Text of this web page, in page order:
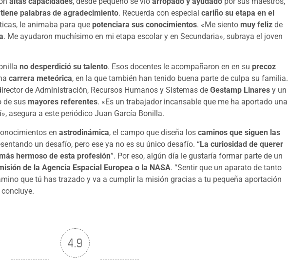
tiene palabras de agradecimiento. Recuerda con especial cariño su etapa en el
le animaba para que potenciara sus conocimientos. «Me siento muy feliz de
. Me ayudaron muchísimo en mi etapa escolar y en Secundaria», subraya el joven
no desperdició su talento. Esos docentes le acompañaron en en su precoz
carrera meteórica, en la que también han tenido buena parte de culpa su familia.
de Administración, Recursos Humanos y Sistemas de Gestamp Linares y un
de sus mayores referentes. «Es un trabajador incansable que me ha aportado una
asegura a este periódico Juan García Bonilla.
en astrodinámica, el campo que diseña los caminos que siguen las
un desafío, pero ese ya no es su único desafío. “La curiosidad de querer
hermoso de esta profesión”. Por eso, algún día le gustaría formar parte de un
de la Agencia Espacial Europea o la NASA. “Sentir que un aparato de tanto
que tú has trazado y va a cumplir la misión gracias a tu pequeña aportación
4.9